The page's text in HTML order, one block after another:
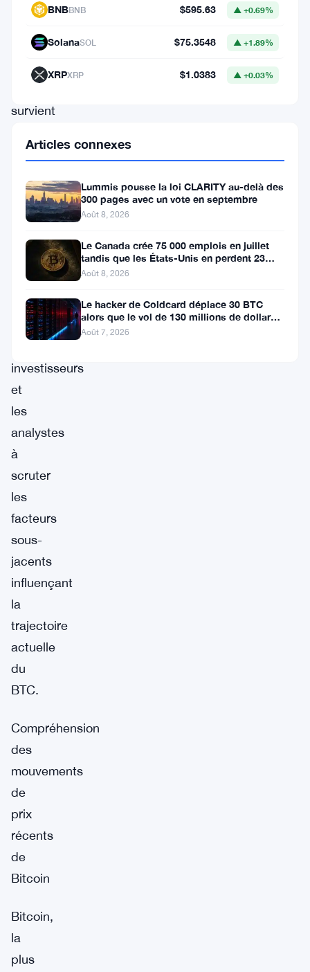
dollars.
survient
fluctuations
plus
larges
marché,
incitant
investisseurs
et
les
analystes
à
scruter
les
facteurs
sous-
jacents
influençant
la
trajectoire
actuelle
du
BTC.
Compréhension
des
mouvements
de
prix
récents
de
Bitcoin
Bitcoin,
la
plus
BNBBNB $595.63 ▲ +0.69%
SolanaSOL $75.3548 ▲ +1.89%
XRPXRP $1.0383 ▲ +0.03%
Articles connexes
Lummis pousse la loi CLARITY au-delà des
300 pages avec un vote en septembre
Août 8, 2026
Le Canada crée 75 000 emplois en juillet
tandis que les États-Unis en perdent 23
000, Bitcoin reste à 65K
Août 8, 2026
Le hacker de Coldcard déplace 30 BTC
alors que le vol de 130 millions de dollars
entre dans une nouvelle phase
Août 7, 2026